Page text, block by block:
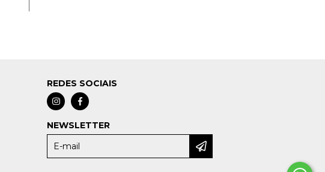
REDES SOCIAIS
NEWSLETTER